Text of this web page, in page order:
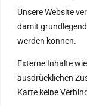
Unsere Website
damit
werden können.
Externe Inhalte
ausdrücklichen
Karte keine